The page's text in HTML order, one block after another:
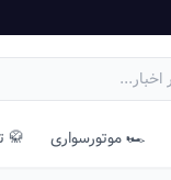
🏎️ موتورسواری 🥋